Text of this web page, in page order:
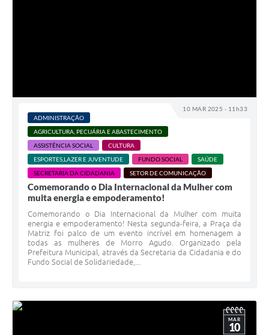
10 MAR 2025 - 11h33
ADMINISTRAÇÃO
AGRICULTURA, PECUÁRIA E ABASTECIMENTO
ASSISTÊNCIA SOCIAL
CULTURA
ESPORTES,LAZER E JUVENTUDE
FUNDO SOCIAL
SAÚDE
SECRETARIA DA CIDADANIA
SETOR DE COMUNICAÇÃO
Comemorando o Dia Internacional da Mulher com
muita energia e empoderamento!
Comemorando o Dia Internacional da Mulher com muita
energia e empoderamento! Nesta segunda-feira, a Praça da
Matriz foi palco de um evento incrível em homenagem a
todas as mulheres de Morro Agudo. Organizado pela
Prefeitura Municipal, através da Secretaria da Cidadania e do
Fundo Social de Solidariedade,...
MAR
10